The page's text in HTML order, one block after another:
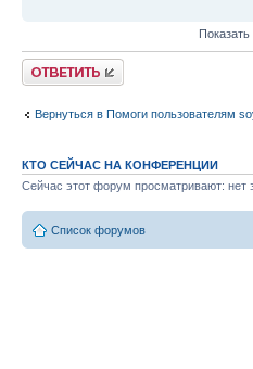
Ответить
Вернуться в Помоги пользователям
КТО СЕЙЧАС НА КОНФЕРЕНЦИИ
Сейчас этот форум просматривают: нет
Список форумов